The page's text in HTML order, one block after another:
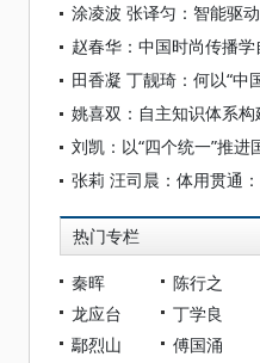
热门专栏
秦晖 陈行之
龙应台
丁学良
鄢烈山
傅国涌